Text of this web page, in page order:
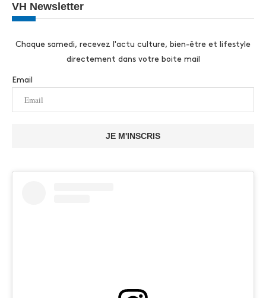
VH Newsletter
Chaque samedi, recevez l'actu culture, bien-être et lifestyle
directement dans votre boite mail
Email
JE M'INSCRIS